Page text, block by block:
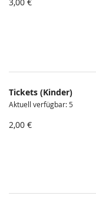
Tickets (Kinder)
Aktuell verfügbar: 5
2,00 €